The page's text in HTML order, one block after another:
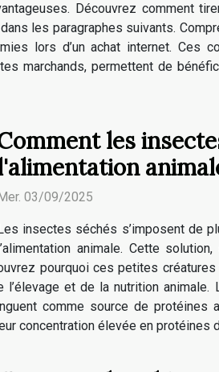
Découvrez comment
les paragraphes suivants.
lors d’un achat internet. Ces
marchands, permettent de
les
03/09/2025
insectes séchés s’imposent de
animale. Cette
pourquoi ces petites
l’élevage et de la nutrition
comme source de protéines
concentration élevée en protéines